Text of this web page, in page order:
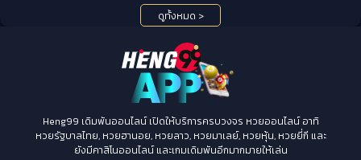
ดูทั้งหมด >
Heng99 เดิมพันออนไลน์ เปิดให้บริการครบวงจร หวยออนไลน์ อาทิ
หวยรัฐบาลไทย, หวยฮานอย, หวยลาว, หวยมาเลย์, หวยหุ้น, หวยยี่กี และ
ยังมีคาสิโนออนไลน์ และเกมเดิมพันอีกมากมายให้เล่น